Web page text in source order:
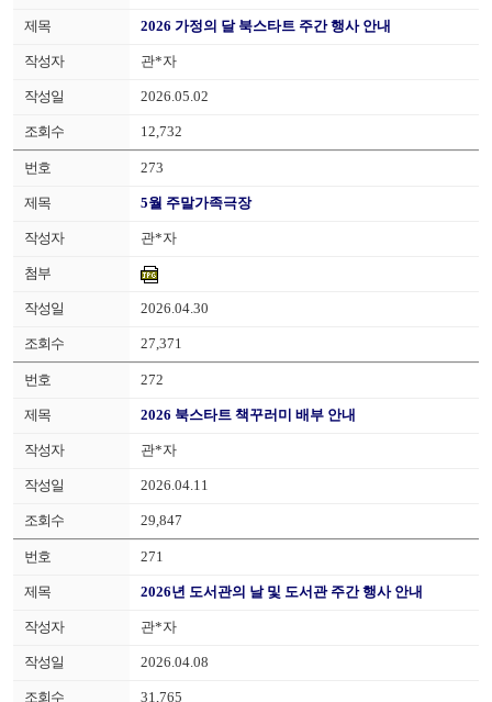
2026 가정의 달 북스타트 주간 행사 안내
관*자
2026.05.02
12,732
273
5월 주말가족극장
관*자
2026.04.30
27,371
272
2026 북스타트 책꾸러미 배부 안내
관*자
2026.04.11
29,847
271
2026년 도서관의 날 및 도서관 주간 행사 안내
관*자
2026.04.08
31,765